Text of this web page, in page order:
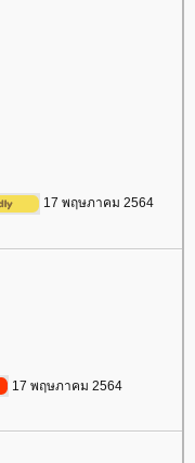
17 พฤษภาคม 2564
17 พฤษภาคม 2564